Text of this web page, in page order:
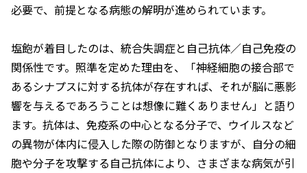
必要で、前提となる病態の解明が進められています。
塩飽が着目したのは、統合失調症と自己抗体／自己免疫の
関係性です。照準を定めた理由を、「神経細胞の接合部で
あるシナプスに対する抗体が存在すれば、それが脳に悪影
響を与えるであろうことは想像に難くありません」と語り
ます。抗体は、免疫系の中心となる分子で、ウイルスなど
の異物が体内に侵入した際の防御となりますが、自分の細
胞や分子を攻撃する自己抗体により、さまざまな病気が引